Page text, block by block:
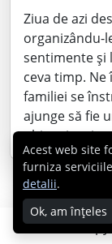
Ziua de azi
organizându-
sentimente și
ceva timp.
familiei se
ajunge să fie
obișnuim și
Acest web site
furniza
detalii.
Ok, am înțeles